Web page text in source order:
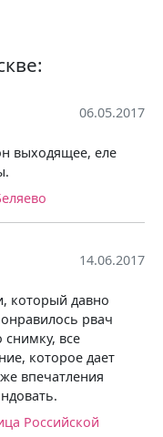
06.05.2017
выходящее, еле
14.06.2017
который давно
рвач
все
которое дает
впечатления
Российской